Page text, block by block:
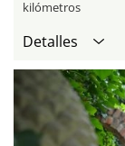
kilómetros
Detalles